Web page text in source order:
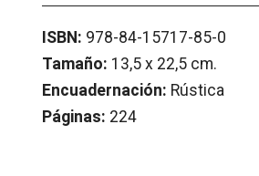
ISBN: 978-84-15717-85-0
Tamaño: 13,5 x 22,5 cm.
Encuadernación: Rústica
Páginas: 224